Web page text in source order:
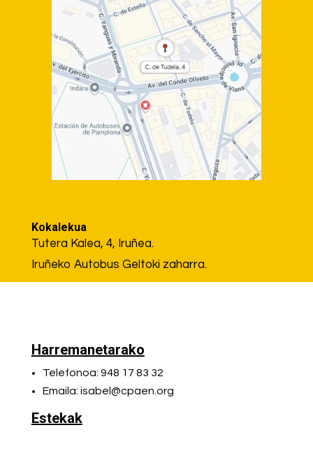
Kokalekua
Tutera Kalea, 4, Iruñea.
Iruñeko Autobus Geltoki zaharra.
Harremanetarako
Telefonoa: 948 17 83 32
Emaila: isabel@cpaen.org
Estekak